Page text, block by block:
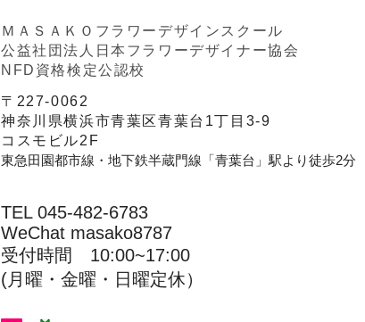
ＭＡＳＡＫＯフラワーデザインスクール
公益社団法人日本フラワーデザイナー協会
NFD資格検定公認校
〒227-0062
神奈川県横浜市青葉区青葉台1丁目3-9
コスモビル2F
東急田園都市線・地下鉄半蔵門線「青葉台」駅より徒歩2分
TEL 045-482-6783
WeChat masako8787
受付時間 10:00~17:00​​​
(​月曜・金曜・日曜定休）